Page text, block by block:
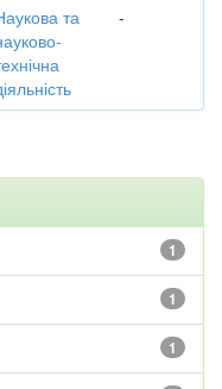
та
-
1
1
1